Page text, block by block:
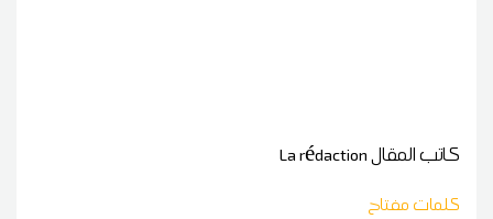
كاتب المقالLa rédaction
كلمات مفتاح